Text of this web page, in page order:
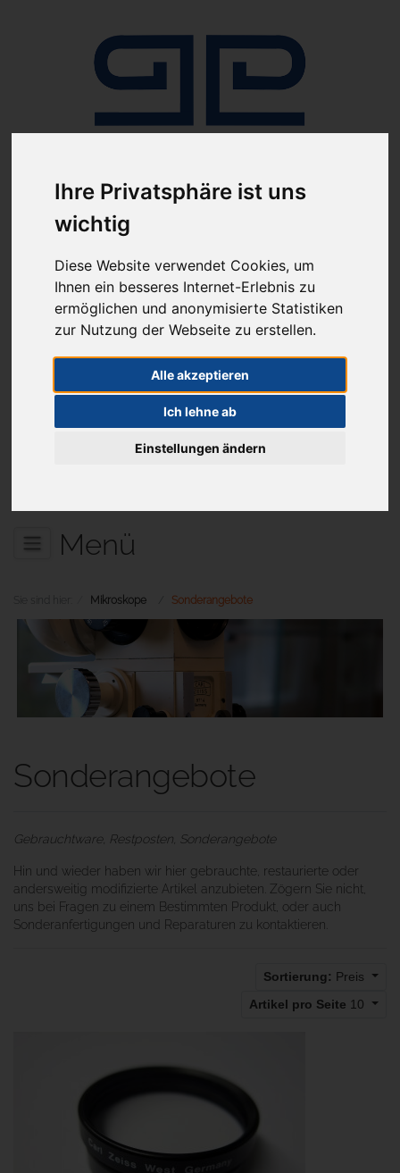
Ihre Privatsphäre ist uns
wichtig
Diese Website verwendet Cookies, um
Ihnen ein besseres Internet-Erlebnis zu
ermöglichen und anonymisierte Statistiken
zur Nutzung der Webseite zu erstellen.
Alle akzeptieren
Ich lehne ab
Einstellungen ändern
Anmelden
(innerhalb Deutschlands)
Sie haben Fragen?
07641-9360300
Menü
Sie sind hier: Mikroskope Sonderangebote
Sonderangebote
Gebrauchtware, Restposten, Sonderangebote
Hin und wieder haben wir hier gebrauchte, restaurierte oder
andersweitig modifizierte Artikel anzubieten. Zögern Sie nicht,
uns bei Fragen zu einem Bestimmten Produkt, oder auch
Sonderanfertigungen und Reparaturen zu kontaktieren.
Sortierung: Preis
Artikel pro Seite 10